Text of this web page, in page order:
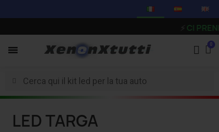
CI
LED TARGA